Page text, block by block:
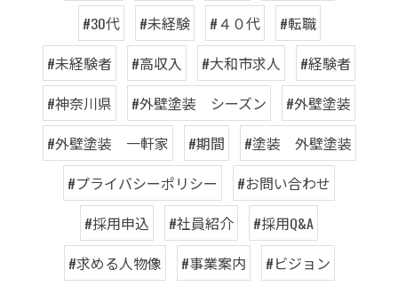
#30代 #未経験 #４０代
#転職
#未経験者
#高収入 #大和市求人
#経験者
#神奈川県
#外壁塗装 シーズン
#外壁塗装
#外壁塗装 一軒家
#期間
#塗装 外壁塗装
#プライバシーポリシー
#お問い合わせ
#採用申込
#社員紹介
#採用Q&A
#求める人物像
#事業案内 #ビジョン